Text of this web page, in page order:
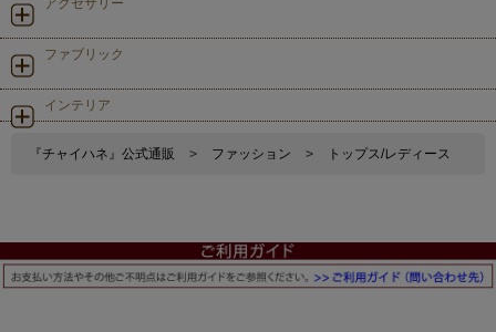
ファブリック
インテリア
『チャイハネ』公式通販 > ファッション > トップス/レディース